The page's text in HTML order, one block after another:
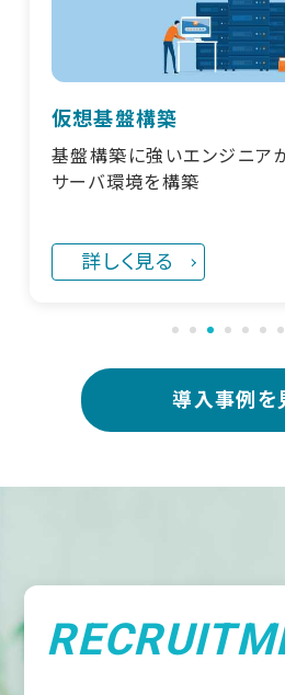
仮想基盤構築
基盤構築に強いエンジニア
サーバ環境を構築
詳しく見る
導入事例を